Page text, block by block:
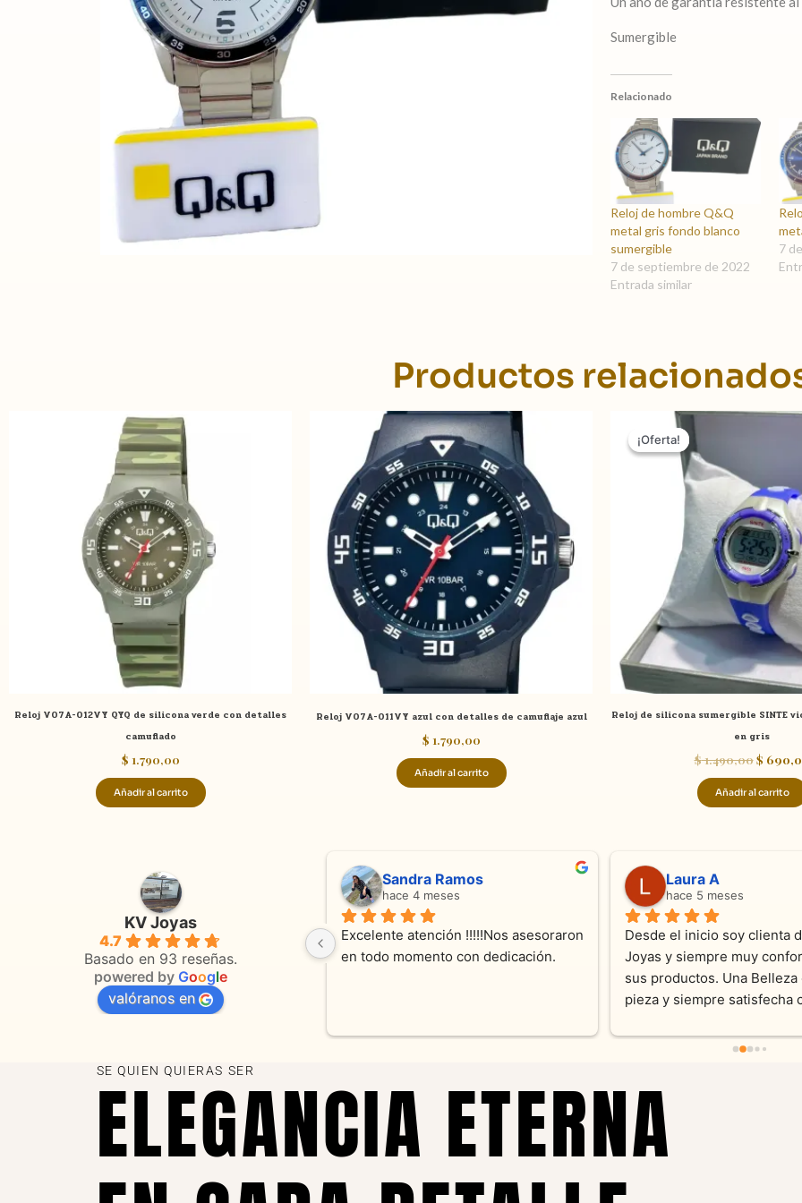
Sumergible
Relacionado
Reloj de hombre Q&Q
metal gris fondo blanco
sumergible
7 de septiembre de 2022
Entrada similar
7
Productos
Reloj V07A-012VY QYQ de silicona verde con detalles
camuflado
$ 1.790,00
Añadir al carrito
Reloj V07A-011VY azul con detalles de camuflaje azul
$ 1.790,00
Añadir al carrito
¡Oferta!
¡Oferta!
Reloj de silicona sumergible SINTE
en gris
$1.490,00
El
$
Añadir al carrito
KV Joyas
4.7
Basado en 93 reseñas.
powered by Google
valóranos en
Adriana Ghisoli
hace 3 meses
Muy buena atención, con amabilidad y
orientaciones convenientes
Sandra Ramos
hace 4 meses
Excelente atención !!!!!Nos asesoraron
en todo momento con dedicación.
Laura A
hace 5 meses
Desde el inicio soy clienta
Joyas y siempre muy
sus productos. Una Belleza
pieza y siempre satisfecha
recomendable
SE QUIEN QUIERAS SER
ELEGANCIA ETERNA